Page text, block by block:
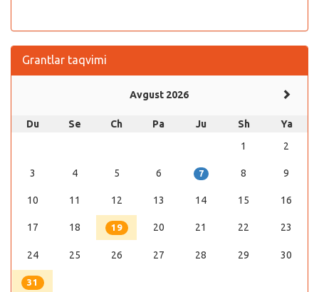
Grantlar taqvimi
Avgust 2026
Du Se Ch Pa Ju Sh
Ya
1
2
3 4 5 6 7 8 9
10 11 12 13 14 15 16
17 18 19 20 21 22 23
24 25 26 27 28 29 30
31